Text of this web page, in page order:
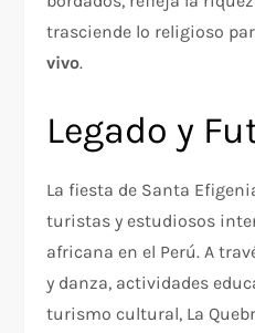
trasciende lo religioso
vivo.
Legado y
La fiesta de Santa
turistas y estudiosos
africana en el Perú. A
y danza, actividades
turismo cultural, La